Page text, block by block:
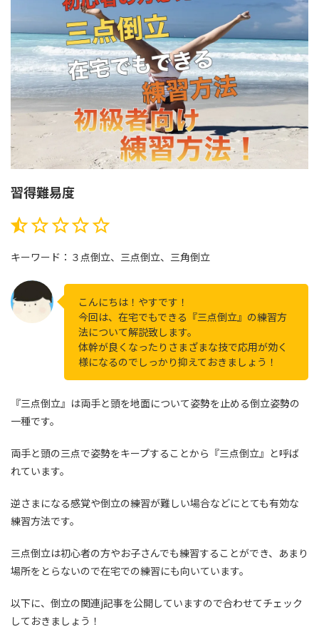
習得難易度
⭐
キーワード：３点倒立、三点倒立、三角倒立
こんにちは！やすです！
今回は、在宅でもできる『三点倒立』の練習方
法について解説致します。
体幹が良くなったりさまざまな技で応用が効く
様になるのでしっかり抑えておきましょう！
『三点倒立』は両手と頭を地面について姿勢を止める倒立姿勢の
一種です。
両手と頭の三点で姿勢をキープすることから『三点倒立』と呼ば
れています。
逆さまになる感覚や倒立の練習が難しい場合などにとても有効な
練習方法です。
三点倒立は初心者の方やお子さんでも練習することができ、あまり
場所をとらないので在宅での練習にも向いています。
以下に、倒立の関連j記事を公開していますので合わせてチェック
しておきましょう！